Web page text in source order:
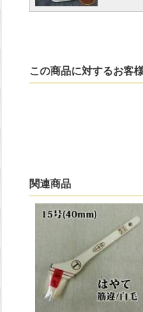
この商品に対するお客
関連商品